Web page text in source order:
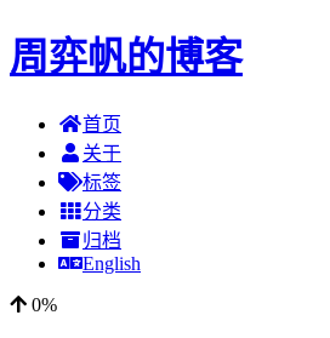
周弈帆的博客
首页
关于
标签
分类
归档
English
0%